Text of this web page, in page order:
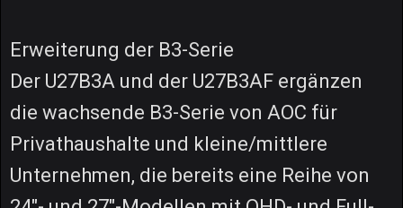
Erweiterung der B3-Serie
Der U27B3A und der U27B3AF ergänzen
die wachsende B3-Serie von AOC für
Privathaushalte und kleine/mittlere
Unternehmen, die bereits eine Reihe von